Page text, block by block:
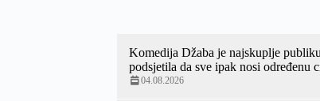
Komedija Džaba je najskuplje publiku
podsjetila da sve ipak nosi određenu
04.08.2026